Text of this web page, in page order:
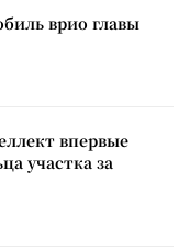
врио главы
впервые
участка за